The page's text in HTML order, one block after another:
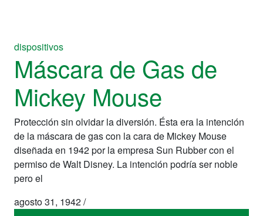
dispositivos
Máscara de Gas de
Mickey Mouse
Protección sin olvidar la diversión. Ésta era la intención
de la máscara de gas con la cara de Mickey Mouse
diseñada en 1942 por la empresa Sun Rubber con el
permiso de Walt Disney. La intención podría ser noble
pero el
agosto 31, 1942/